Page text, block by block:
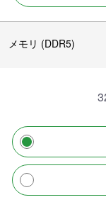
メモリ (DDR5)